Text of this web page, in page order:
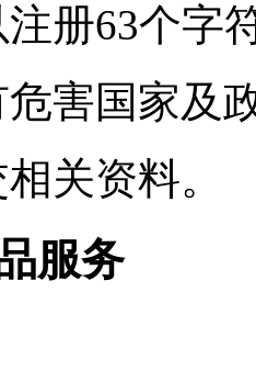
册63个字
害国家及
关资料。
服务